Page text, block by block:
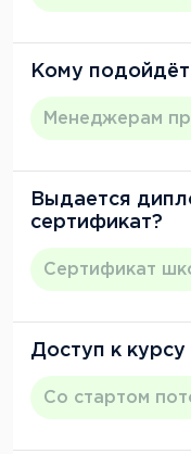
Кому подойдёт
Менеджерам
Выдается
сертификат?
Сертификат
Доступ к курсу
Со стартом